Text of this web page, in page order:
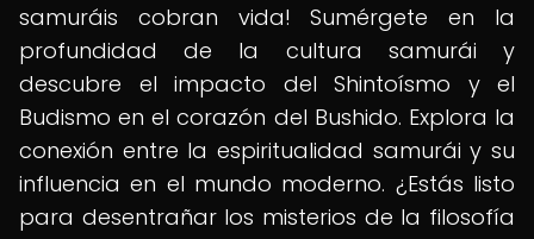
samuráis cobran vida! Sumérgete en la
profundidad de la cultura samurái y
descubre el impacto del Shintoísmo y el
Budismo en el corazón del Bushido. Explora la
conexión entre la espiritualidad samurái y su
influencia en el mundo moderno. ¿Estás listo
para desentrañar los misterios de la filosofía